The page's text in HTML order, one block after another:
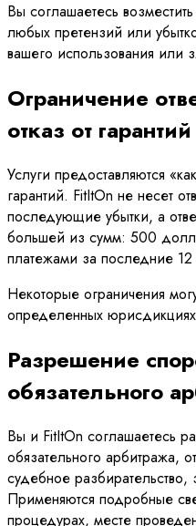
Вы соглашаетесь
любых претензий или
вашего использования или
Ограничение
отказ от гарантий
Услуги предоставляются
гарантий. FitItOn не несет
последующие убытки, а
большей из сумм: 500
платежами за последние 12
Некоторые ограничения
определенных
Разрешение
обязательного
Вы и FitItOn соглашаетесь
обязательного арбитража,
судебное
Применяются подробные
процедурах, месте